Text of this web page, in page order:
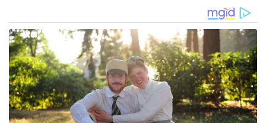
ജയിലിൽ അടയ്ക്കപ്പെട്ടത്, പിന്തുണ വേണ്ട, പിന്നിൽ
നിന്ന് കുത്തരുത്; ജയരാജനെതിരെ ആഞ്ഞടിച്ച്
അർജുൻ ആയങ്കി
വരുന്ന തിരഞ്ഞെടുപ്പിലെ തന്റെ
ജയസാദ്ധ്യതയെക്കുറിച്ച് മാദ്ധ്യമപ്രവർത്തകരുടെ
ചോദ്യങ്ങൾക്ക് മറുപടി പറയവേ നടന്ന സംഭവമാണ്
സുരേഷ് ഗോപിയെ വ്യക്തിഹത്യ ചെയ്യാൻ